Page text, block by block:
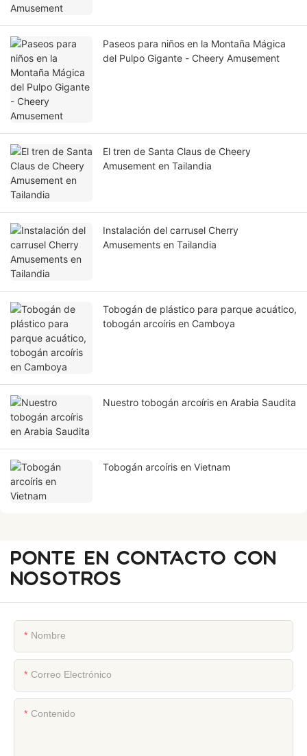
Paseos para niños en la Montaña Mágica
del Pulpo Gigante - Cheery Amusement
El tren de Santa Claus de Cheery
Amusement en Tailandia
Instalación del carrusel Cherry
Amusements en Tailandia
Tobogán de plástico para parque acuático,
tobogán arcoíris en Camboya
Nuestro tobogán arcoíris en Arabia Saudita
Tobogán arcoíris en Vietnam
PONTE EN CONTACTO CON
NOSOTROS
Nombre
Correo Electrónico
Contenido